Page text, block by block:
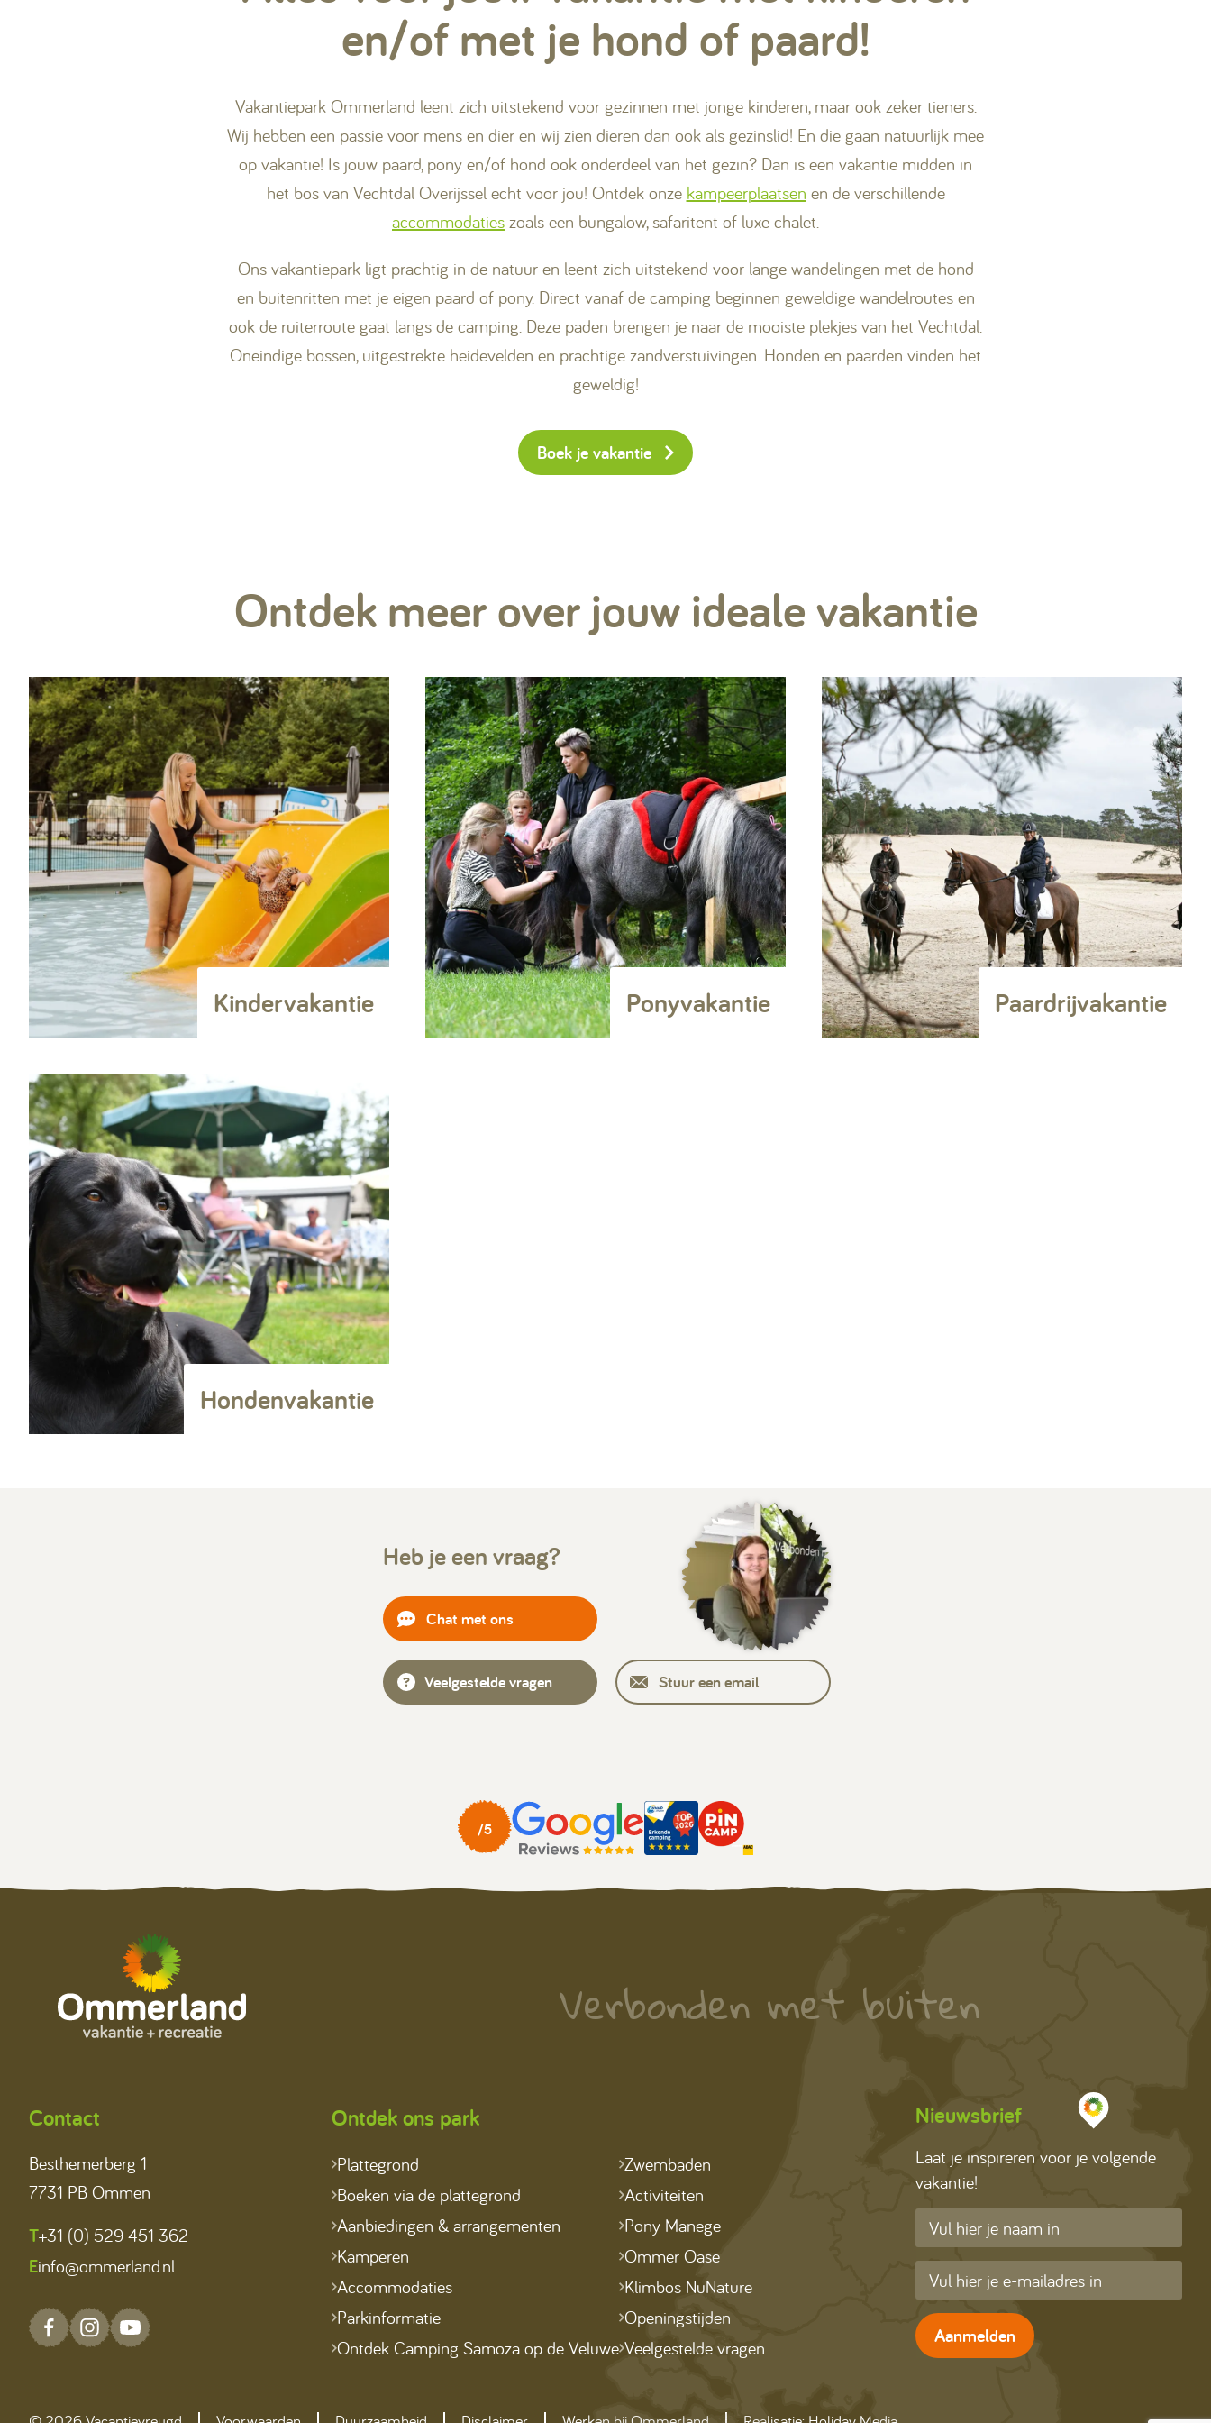
en/of met je hond of paard!
Vakantiepark Ommerland leent zich uitstekend voor gezinnen met jonge kinderen, maar ook zeker tieners.
Wij hebben een passie voor mens en dier en wij zien dieren dan ook als gezinslid! En die gaan natuurlijk mee
op vakantie! Is jouw paard, pony en/of hond ook onderdeel van het gezin? Dan is een vakantie midden in
het bos van Vechtdal Overijssel echt voor jou! Ontdek onze kampeerplaatsen en de verschillende
accommodaties zoals een bungalow, safaritent of luxe chalet.
Ons vakantiepark ligt prachtig in de natuur en leent zich uitstekend voor lange wandelingen met de hond
en buitenritten met je eigen paard of pony. Direct vanaf de camping beginnen geweldige wandelroutes en
ook de ruiterroute gaat langs de camping. Deze paden brengen je naar de mooiste plekjes van het Vechtdal.
Oneindige bossen, uitgestrekte heidevelden en prachtige zandverstuivingen. Honden en paarden vinden het
geweldig!
Boek je vakantie
Ontdek meer over jouw ideale vakantie
Kindervakantie Ponyvakantie Paardrijvakantie
Hondenvakantie
Heb je een vraag?
Chat met ons
Veelgestelde vragen Stuur een email
Verbonden met buiten
Contact
Besthemerberg 1
7731 PB Ommen
T+31 (0) 529 451 362
Einfo@ommerland.nl
Ontdek ons park
Plattegrond
Boeken via de plattegrond
Aanbiedingen & arrangementen
Kamperen
Accommodaties
Parkinformatie
Ontdek Camping Samoza op de Veluwe
Zwembaden
Activiteiten
Pony Manege
Ommer Oase
Klimbos NuNature
Openingstijden
Veelgestelde vragen
Nieuwsbrief
Laat je inspireren voor je volgende
vakantie!
Aanmelden